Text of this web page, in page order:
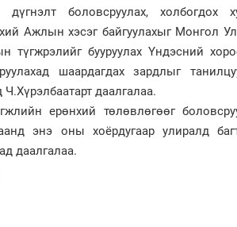
боловсруулах, холбогдох
Ажлын хэсэг байгуулахыг Монгол
түгжрэлийг бууруулах Үндэсний
шаардагдах зардлыг
даалгалаа.
ерөнхий төлөвлөгөөг
энэ оны хоёрдугаар улиралд
даалгалаа.